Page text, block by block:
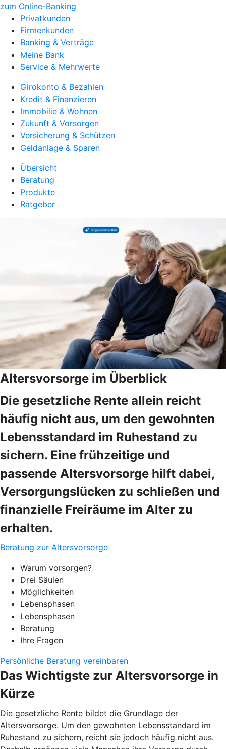
zum Online-Banking
Privatkunden
Firmenkunden
Banking & Verträge
Meine Bank
Service & Mehrwerte
Girokonto & Bezahlen
Kredit & Finanzieren
Immobilie & Wohnen
Zukunft & Vorsorgen
Versicherung & Schützen
Geldanlage & Sparen
Übersicht
Beratung
Produkte
Ratgeber
Altersvorsorge im Überblick
Die gesetzliche Rente allein reicht
häufig nicht aus, um den gewohnten
Lebensstandard im Ruhestand zu
sichern. Eine frühzeitige und
passende Altersvorsorge hilft dabei,
Versorgungslücken zu schließen und
finanzielle Freiräume im Alter zu
erhalten.
Beratung zur Altersvorsorge
Warum vorsorgen?
Drei Säulen
Möglichkeiten
Lebensphasen
Lebensphasen
Beratung
Ihre Fragen
Persönliche Beratung vereinbaren
Das Wichtigste zur Altersvorsorge in
Kürze
Die gesetzliche Rente bildet die Grundlage der
Altersvorsorge. Um den gewohnten Lebensstandard im
Ruhestand zu sichern, reicht sie jedoch häufig nicht aus.